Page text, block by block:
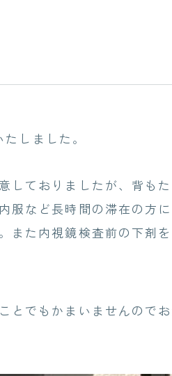
しました。
しておりましたが、背も
服など長時間の滞在の方
また内視鏡検査前の下剤
とでもかまいませんので